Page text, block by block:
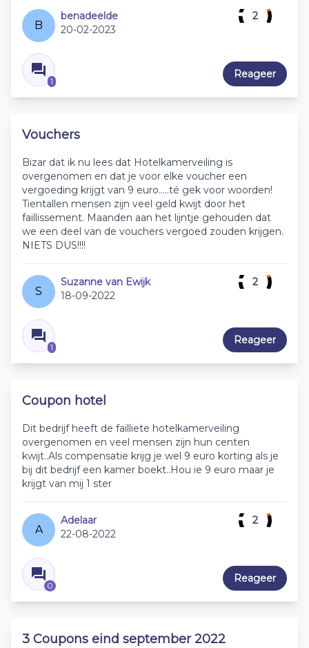
B
benadeelde
20-02-2023
1
2
Reageer
Vouchers
Bizar dat ik nu lees dat Hotelkamerveiling is
overgenomen en dat je voor elke voucher een
vergoeding krijgt van 9 euro.....té gek voor woorden!
Tientallen mensen zijn veel geld kwijt door het
faillissement. Maanden aan het lijntje gehouden dat
we een deel van de vouchers vergoed zouden krijgen.
NIETS DUS!!!!
S
Suzanne van Ewijk
18-09-2022
1
2
Reageer
Coupon hotel
Dit bedrijf heeft de failliete hotelkamerveiling
overgenomen en veel mensen zijn hun centen
kwijt..Als compensatie krijg je wel 9 euro korting als je
bij dit bedrijf een kamer boekt..Hou ie 9 euro maar je
krijgt van mij 1 ster
A
Adelaar
22-08-2022
0
2
Reageer
3 Coupons eind september 2022